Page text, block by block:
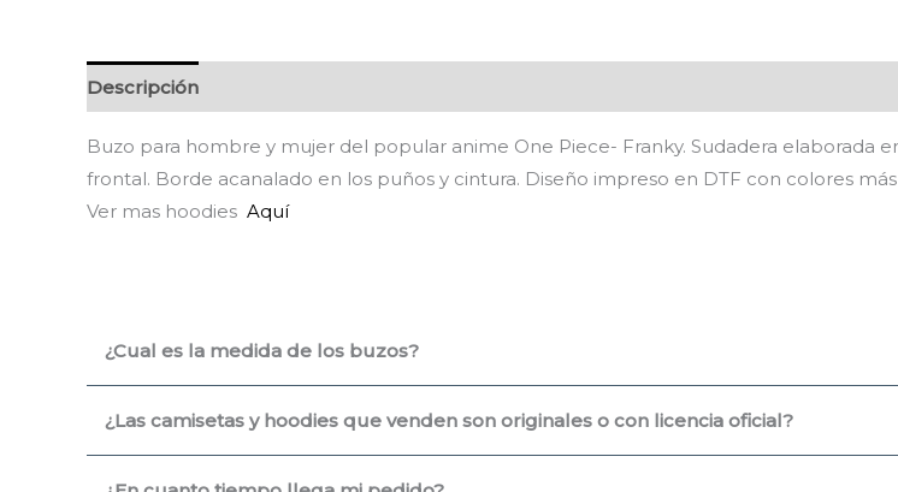
Descripción
Buzo para hombre y mujer del popular anime One Piece- Franky. Sudadera elaborada
frontal. Borde acanalado en los puños y cintura. Diseño impreso en DTF con colores
Ver mas hoodies Aquí
¿Cual es la medida de los buzos?
¿Las camisetas y hoodies que venden son originales o con licencia oficial?